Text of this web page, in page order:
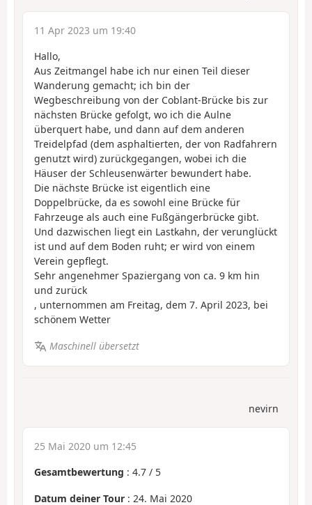
11 Apr 2023 um 19:40
Hallo,
Aus Zeitmangel habe ich nur einen Teil dieser
Wanderung gemacht; ich bin der
Wegbeschreibung von der Coblant-Brücke bis zur
nächsten Brücke gefolgt, wo ich die Aulne
überquert habe, und dann auf dem anderen
Treidelpfad (dem asphaltierten, der von Radfahrern
genutzt wird) zurückgegangen, wobei ich die
Häuser der Schleusenwärter bewundert habe.
Die nächste Brücke ist eigentlich eine
Doppelbrücke, da es sowohl eine Brücke für
Fahrzeuge als auch eine Fußgängerbrücke gibt.
Und dazwischen liegt ein Lastkahn, der verunglückt
ist und auf dem Boden ruht; er wird von einem
Verein gepflegt.
Sehr angenehmer Spaziergang von ca. 9 km hin
und zurück
, unternommen am Freitag, dem 7. April 2023, bei
schönem Wetter
Maschinell übersetzt
nevirn
25 Mai 2020 um 12:45
Gesamtbewertung : 4.7 / 5
Datum deiner Tour : 24. Mai 2020